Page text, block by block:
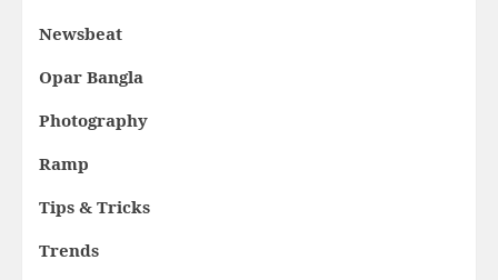
Newsbeat
Opar Bangla
Photography
Ramp
Tips & Tricks
Trends